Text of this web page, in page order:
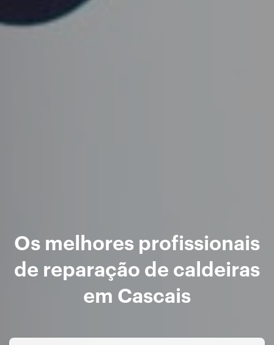
Os melhores profissionais
de reparação de caldeiras
em Cascais